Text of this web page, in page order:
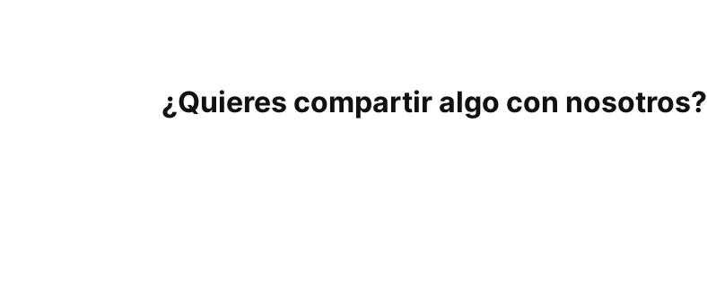
¿Quieres compartir algo con nosotros?